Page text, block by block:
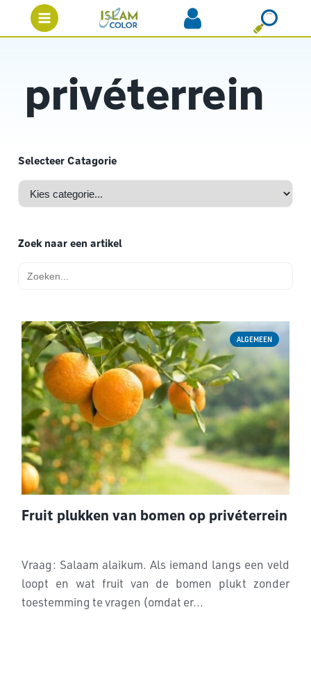
privéterrein
Selecteer Catagorie
Zoek naar een artikel
naar:
ALGEMEEN
Fruit plukken van bomen op privéterrein
Vraag: Salaam alaikum. Als iemand langs een veld
loopt en wat fruit van de bomen plukt zonder
toestemming te vragen (omdat er...